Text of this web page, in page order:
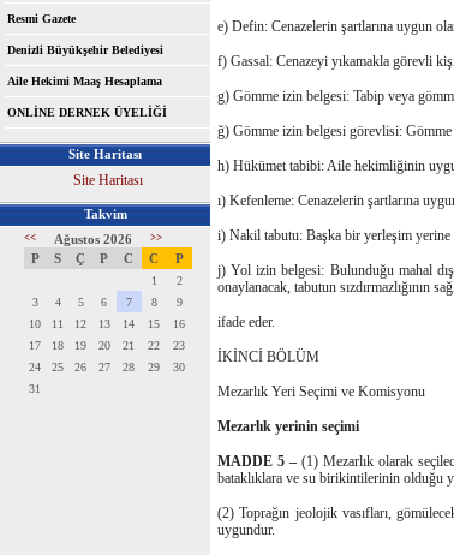
Resmi Gazete
Denizli Büyükşehir Belediyesi
Aile Hekimi Maaş Hesaplama
ONLİNE DERNEK ÜYELİĞİ
Site Haritası
Site Haritası
Takvim
<< Ağustos 2026 >>
P S Ç P C C P
1
2
3
4 5 6 7 8
9
10
11 12 13 14 15
16
17
18 19 20 21 22
23
24
25 26 27 28 29
30
31
e) Defin: Cenazelerin şartlarına uygun
f) Gassal: Cenazeyi yıkamakla görevli
g) Gömme izin belgesi: Tabip veya
ğ) Gömme izin belgesi görevlisi:
h) Hükümet tabibi: Aile hekimliğinin
ı) Kefenleme: Cenazelerin şartlarına
i) Nakil tabutu: Başka bir yerleşim yerine
j) Yol izin belgesi: Bulunduğu mahal
onaylanacak, tabutun sızdırmazlığının
ifade eder.
İKİNCİ BÖLÜM
Mezarlık Yeri Seçimi ve Komisyonu
Mezarlık yerinin seçimi
MADDE 5 – (1) Mezarlık olarak
bataklıklara ve su birikintilerinin olduğu
(2) Toprağın jeolojik vasıfları,
uygundur.